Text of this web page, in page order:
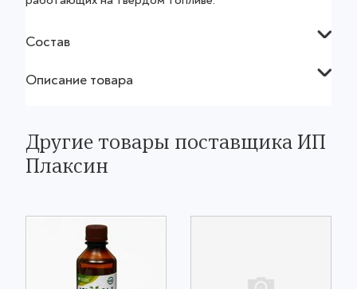
Состав
Описание товара
Другие товары поставщика ИП
Плаксин